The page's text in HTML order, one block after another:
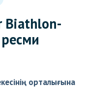
Biathlon-
орталығына